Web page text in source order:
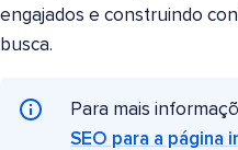
engajados e construindo
busca.
Para mais
SEO para a página